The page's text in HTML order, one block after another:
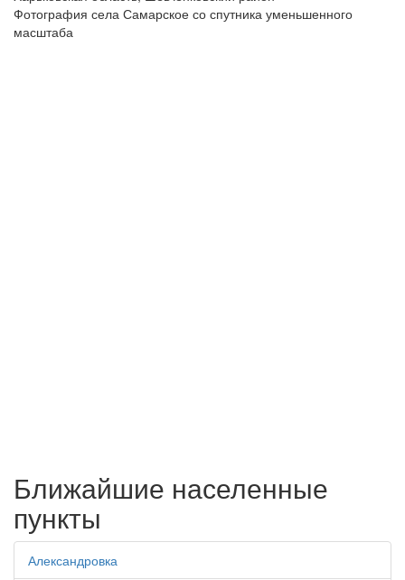
Фотография села Самарское со спутника уменьшенного
масштаба
Ближайшие населенные
пункты
Александровка